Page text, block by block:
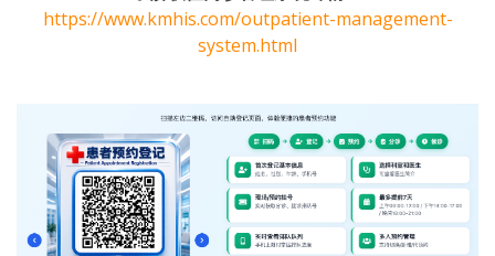
https://www.kmhis.com/outpatient-management-
system.html